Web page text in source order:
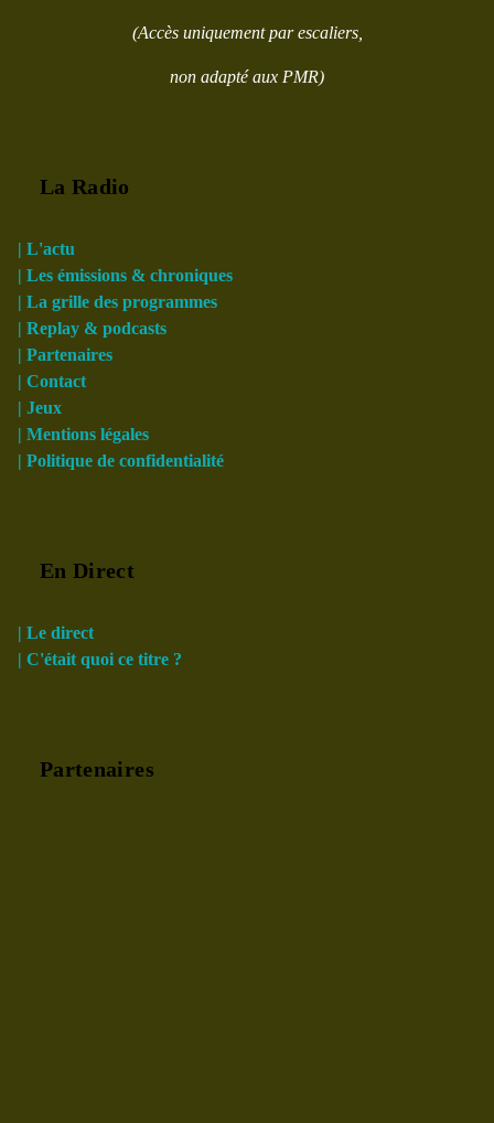
(Accès uniquement par escaliers,
non adapté aux PMR)
La Radio
| L'actu
| Les émissions & chroniques
| La grille des programmes
| Replay & podcasts
| Partenaires
| Contact
| Jeux
| Mentions légales
| Politique de confidentialité
En Direct
| Le direct
| C'était quoi ce titre ?
Partenaires